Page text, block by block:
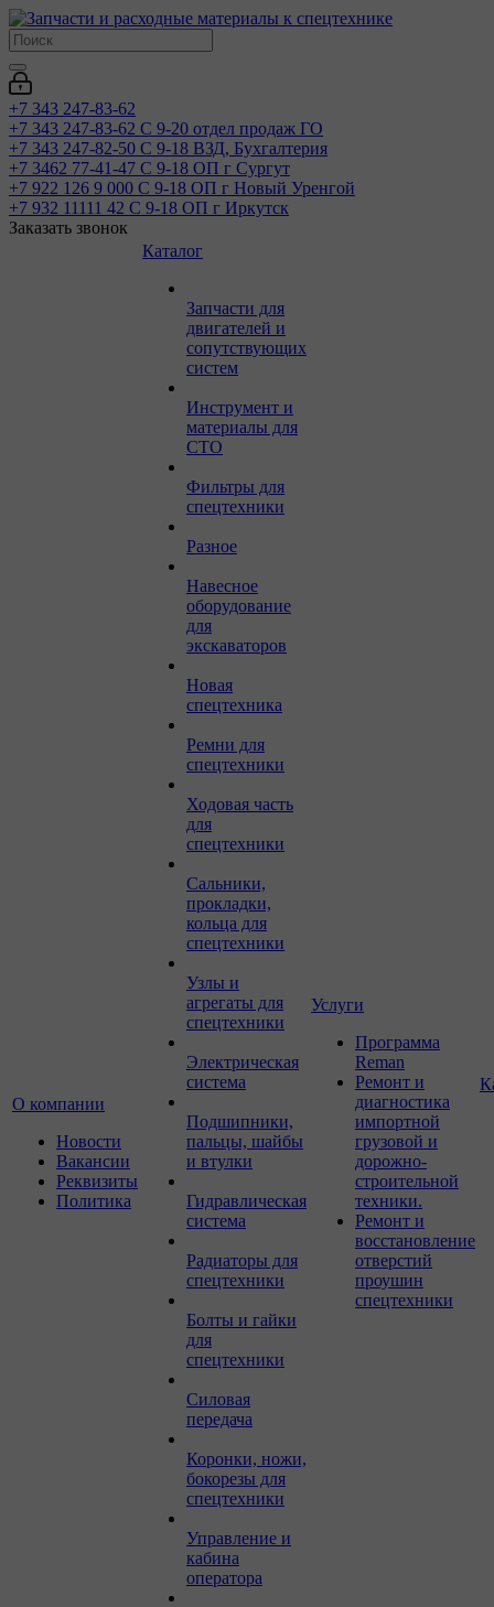
+7 343 247-83-62
+7 343 247-83-62 С 9-20 отдел продаж ГО
+7 343 247-82-50 С 9-18 ВЗД, Бухгалтерия
+7 3462 77-41-47 С 9-18 ОП г Сургут
+7 922 126 9 000 С 9-18 ОП г Новый Уренгой
+7 932 11111 42 С 9-18 ОП г Иркутск
Заказать звонок
О компании
Новости
Вакансии
Реквизиты
Политика
Каталог
Запчасти для
двигателей и
сопутствующих
систем
Инструмент и
материалы для
СТО
Фильтры для
спецтехники
Разное
Навесное
оборудование
для
экскаваторов
Новая
спецтехника
Ремни для
спецтехники
Ходовая часть
для
спецтехники
Сальники,
прокладки,
кольца для
спецтехники
Узлы и
агрегаты для
спецтехники
Электрическая
система
Подшипники,
пальцы, шайбы
и втулки
Гидравлическая
система
Радиаторы для
спецтехники
Болты и гайки
для
спецтехники
Силовая
передача
Коронки, ножи,
бокорезы для
спецтехники
Управление и
кабина
оператора
Услуги
Программа
Reman
Ремонт и
диагностика
импортной
грузовой и
дорожно-
строительной
техники.
Ремонт и
восстановление
отверстий
проушин
спецтехники